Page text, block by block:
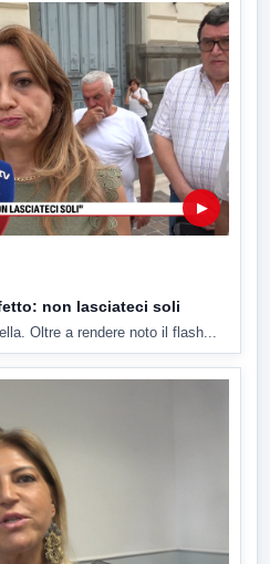
▶
non lasciateci soli
Oltre a rendere noto il flash...